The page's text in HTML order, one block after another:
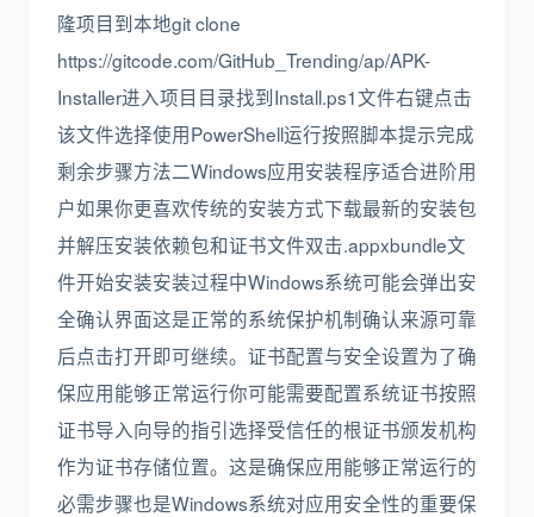
隆项目到本地git clone
https://gitcode.com/GitHub_Trending/ap/APK-
Installer进入项目目录找到Install.ps1文件右键点击
该文件选择使用PowerShell运行按照脚本提示完成
剩余步骤方法二Windows应用安装程序适合进阶用
户如果你更喜欢传统的安装方式下载最新的安装包
并解压安装依赖包和证书文件双击.appxbundle文
件开始安装安装过程中Windows系统可能会弹出安
全确认界面这是正常的系统保护机制确认来源可靠
后点击打开即可继续。证书配置与安全设置为了确
保应用能够正常运行你可能需要配置系统证书按照
证书导入向导的指引选择受信任的根证书颁发机构
作为证书存储位置。这是确保应用能够正常运行的
必需步骤也是Windows系统对应用安全性的重要保